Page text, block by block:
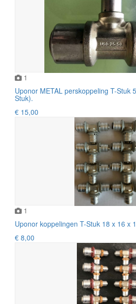
1
Uponor METAL perskoppeling T-Stuk
Stuk).
€ 15,00
1
Uponor koppelingen T-Stuk 18 x 16 x
€ 8,00